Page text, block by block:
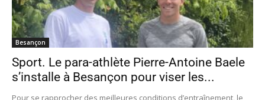
Besançon
Sport. Le para-athlète Pierre-Antoine Baele
s’installe à Besançon pour viser les...
Pour se rapprocher des meilleures conditions d’entraînement, le